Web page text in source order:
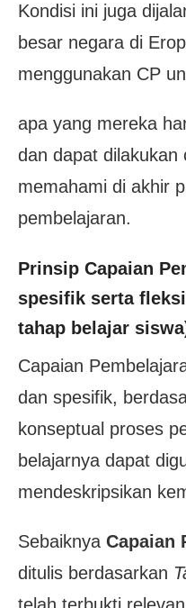
Kondisi ini juga
besar negara di
menggunakan CP
apa yang mereka
dan dapat dilakukan
memahami di akhir
pembelajaran.
Prinsip Capaian
spesifik serta
tahap belajar
Capaian
dan spesifik,
konseptual proses
belajarnya dapat
mendeskripsikan
Sebaiknya Capaian
ditulis berdasarkan